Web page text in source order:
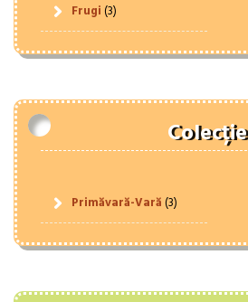
Frugi(3)
Colecție
Primăvară-Vară(3)